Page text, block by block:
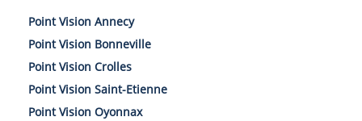
Point Vision Annecy
Point Vision Bonneville
Point Vision Crolles
Point Vision Saint-Etienne
Point Vision Oyonnax